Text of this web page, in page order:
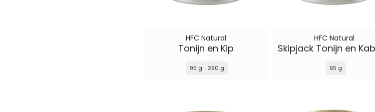
HFC Natural
Tonijn en Kip
95 g 290 g
HFC Natural
95 g